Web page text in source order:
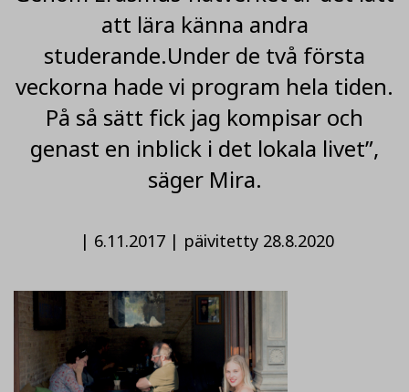
att lära känna andra
studerande.Under de två första
veckorna hade vi program hela tiden.
På så sätt fick jag kompisar och
genast en inblick i det lokala livet”,
säger Mira.
| 6.11.2017| päivitetty 28.8.2020